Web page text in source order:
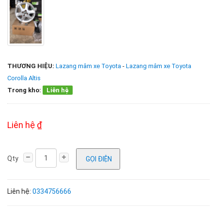
THƯƠNG HIỆU: Lazang mâm xe Toyota - Lazang mâm xe Toyota
Corolla Altis
Trong kho:
Liên hệ
Liên hệ ₫
Qty GỌI ĐIỆN
Liên hệ: 0334756666